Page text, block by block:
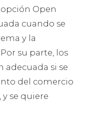
Open
cuando se
y la
su parte, los
adecuada si se
del comercio
se quiere